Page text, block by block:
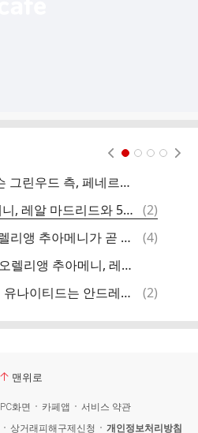
[Fabrizio Romano] 메이슨 그린우드 측, 페네르바체에 2030년 6월까지 제안된 계약 조건을 수락했다고 통보
[MARCA] 오렐리앙 추아메니, 레알 마드리드와 5년 재계약 예정 댓
글
(2)
[파브리지오 로마노🌖] 오렐리앵 추아메니가 곧 레알 마드리드와 새로운 계약을 체결할 예정이며, 모든 조건에 합의.
댓
(4)
[파브리스 호킨스 독점🌕] 오렐리앵 추아메니, 레알 마드리드와 재계약 체결 예정.
[설리 - 맨유 ITK] 맨체스터 유나이티드는 안드레이 산투스 영입을 성사시킨 것에 대해 내부적으로 매우 만족하고 있음.
댓
(2)
맨위로
PC화면 카페앱
서비스 약관
상거래피해구제신청 개인정보처리방침